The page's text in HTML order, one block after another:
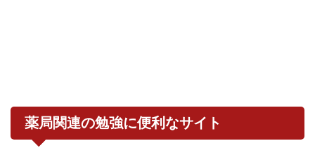
薬局関連の勉強に便利なサイト